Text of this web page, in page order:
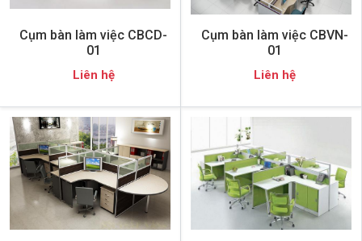
Cụm bàn làm việc CBCD-
01
Liên hệ
Cụm bàn làm việc CBVN-
01
Liên hệ